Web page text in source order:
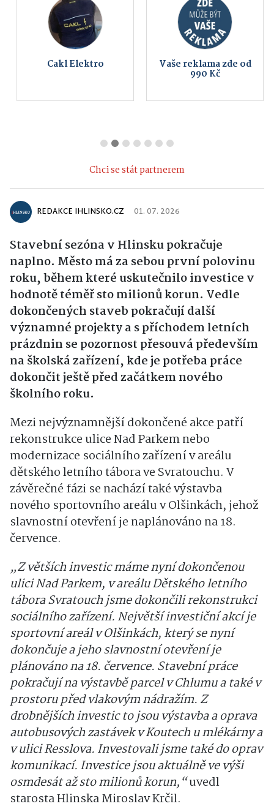
Cakl Elektro Vaše reklama zde od
990 Kč
Chci se stát partnerem
REDAKCE IHLINSKO.CZ 01. 07. 2026
Stavební sezóna v Hlinsku pokračuje
naplno. Město má za sebou první polovinu
roku, během které uskutečnilo investice v
hodnotě téměř sto milionů korun. Vedle
dokončených staveb pokračují další
významné projekty a s příchodem letních
prázdnin se pozornost přesouvá především
na školská zařízení, kde je potřeba práce
dokončit ještě před začátkem nového
školního roku.
Mezi nejvýznamnější dokončené akce patří
rekonstrukce ulice Nad Parkem nebo
modernizace sociálního zařízení v areálu
dětského letního tábora ve Svratouchu. V
závěrečné fázi se nachází také výstavba
nového sportovního areálu v Olšinkách, jehož
slavnostní otevření je naplánováno na 18.
července.
„Z větších investic máme nyní dokončenou
ulici Nad Parkem, v areálu Dětského letního
tábora Svratouch jsme dokončili rekonstrukci
sociálního zařízení. Největší investiční akcí je
sportovní areál v Olšinkách, který se nyní
dokončuje a jeho slavnostní otevření je
plánováno na 18. července. Stavební práce
pokračují na výstavbě parcel v Chlumu a také v
prostoru před vlakovým nádražím. Z
drobnějších investic to jsou výstavba a oprava
autobusových zastávek v Koutech u mlékárny a
v ulici Resslova. Investovali jsme také do oprav
komunikací. Investice jsou aktuálně ve výši
osmdesát až sto milionů korun,“uvedl
starosta Hlinska Miroslav Krčil.